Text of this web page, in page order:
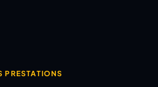
PRESTATIONS